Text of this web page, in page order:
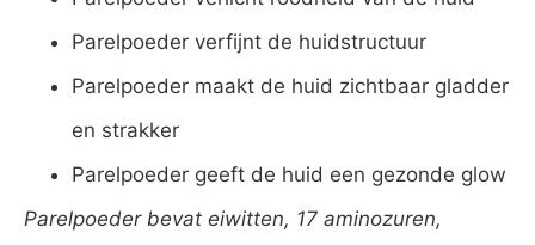
Parelpoeder verfijnt de huidstructuur
Parelpoeder maakt de huid zichtbaar gladder
en strakker
Parelpoeder geeft de huid een gezonde glow
Parelpoeder bevat eiwitten, 17 aminozuren,